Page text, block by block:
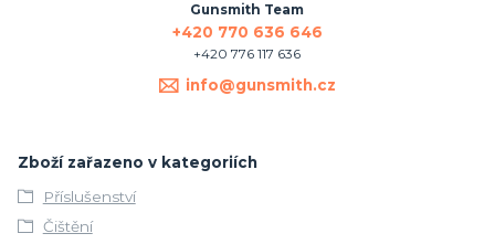
Gunsmith Team
+420 770 636 646
+420 776 117 636
info@gunsmith.cz
Zboží zařazeno v kategoriích
Příslušenství
Čištění